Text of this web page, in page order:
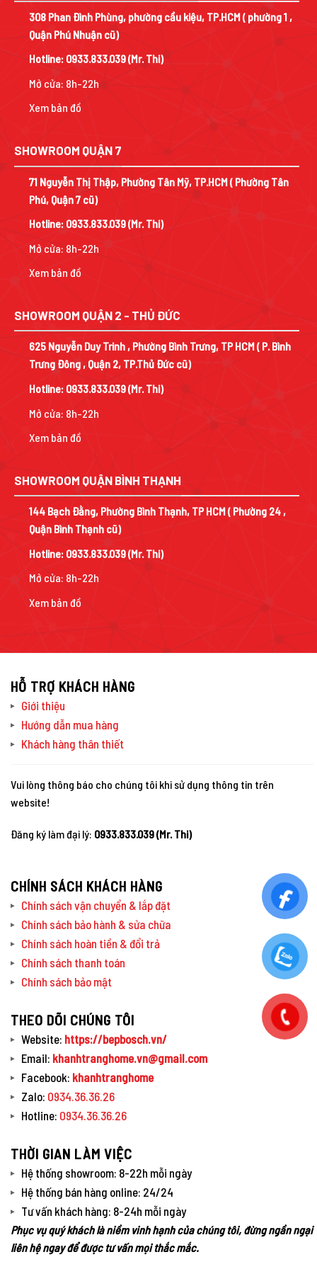
308 Phan Đình Phùng, phường cầu kiệu, TP.HCM ( phường 1 ,
Quận Phú Nhuận cũ)
Hotline: 0933.833.039(Mr. Thi)
Mở cửa: 8h-22h
Xem bản đồ
SHOWROOM QUẬN 7
71 Nguyễn Thị Thập, Phường Tân Mỹ, TP.HCM ( Phường Tân
Phú, Quận 7 cũ)
Hotline: 0933.833.039(Mr. Thi)
Mở cửa: 8h-22h
Xem bản đồ
SHOWROOM QUẬN 2 - THỦ ĐỨC
625 Nguyễn Duy Trinh , Phường Bình Trưng, TP HCM ( P. Bình
Trưng Đông , Quận 2, TP.Thủ Đức cũ)
Hotline: 0933.833.039(Mr. Thi)
Mở cửa: 8h-22h
Xem bản đồ
SHOWROOM QUẬN BÌNH THẠNH
144 Bạch Đằng, Phường Bình Thạnh, TP HCM ( Phường 24 ,
Quận Bình Thạnh cũ)
Hotline: 0933.833.039(Mr. Thi)
Mở cửa: 8h-22h
Xem bản đồ
HỖ TRỢ KHÁCH HÀNG
Giới thiệu
Hướng dẫn mua hàng
Khách hàng thân thiết
Vui lòng thông báo cho chúng tôi khi sử dụng thông tin trên
website!
Đăng ký làm đại lý: 0933.833.039 (Mr. Thi)
CHÍNH SÁCH KHÁCH HÀNG
Chính sách vận chuyển & lắp đặt
Chính sách bảo hành & sửa chữa
Chính sách hoàn tiền & đổi trả
Chính sách thanh toán
Chính sách bảo mật
THEO DÕI CHÚNG TÔI
Website: https://bepbosch.vn/
Email: khanhtranghome.vn@gmail.com
Facebook: khanhtranghome
Zalo: 0934.36.36.26
Hotline: 0934.36.36.26
THỜI GIAN LÀM VIỆC
Hệ thống showroom: 8-22h mỗi ngày
Hệ thống bán hàng online: 24/24
Tư vấn khách hàng: 8-24h mỗi ngày
Phục vụ quý khách là niềm vinh hạnh của chúng tôi, đừng ngần ngại
liên hệ ngay để được tư vấn mọi thắc mắc.